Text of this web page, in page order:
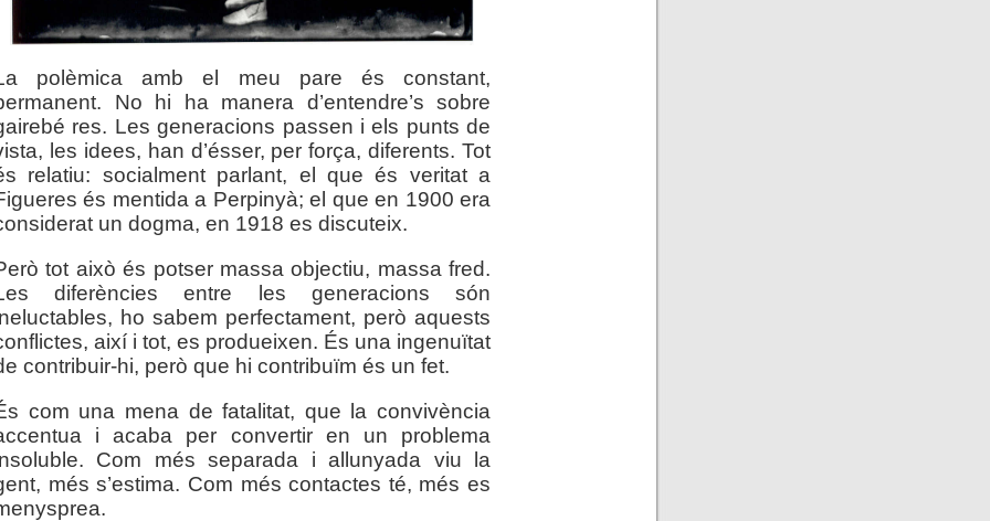
polèmica amb el meu pare és constant,
No hi ha manera d’entendre’s sobre
res. Les generacions passen i els punts de
les idees, han d’ésser, per força, diferents. Tot
relatiu: socialment parlant, el que és veritat a
és mentida a Perpinyà; el que en 1900 era
un dogma, en 1918 es discuteix.
tot això és potser massa objectiu, massa fred.
diferències entre les generacions són
ho sabem perfectament, però aquests
així i tot, es produeixen. És una ingenuïtat
contribuir-hi, però que hi contribuïm és un fet.
com una mena de fatalitat, que la convivència
i acaba per convertir en un problema
Com més separada i allunyada viu la
més s’estima. Com més contactes té, més es